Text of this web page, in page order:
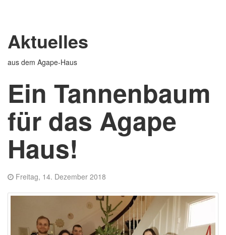
Aktuelles
aus dem Agape-Haus
Ein Tannenbaum
für das Agape
Haus!
Freitag, 14. Dezember 2018